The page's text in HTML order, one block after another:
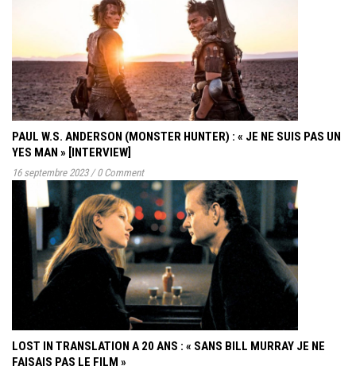
PAUL W.S. ANDERSON (MONSTER HUNTER) : « JE NE SUIS PAS UN
YES MAN » [INTERVIEW]
16 septembre 2023 / 0 Comment
LOST IN TRANSLATION A 20 ANS : « SANS BILL MURRAY JE NE
FAISAIS PAS LE FILM »